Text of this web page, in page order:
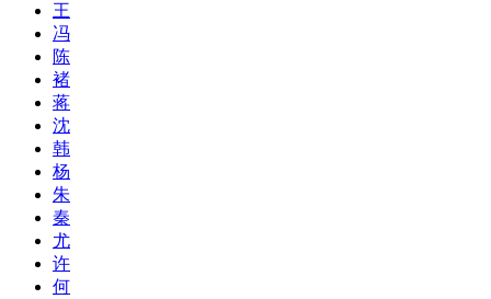
王
冯
陈
褚
蒋
沈
韩
杨
朱
秦
尤
许
何